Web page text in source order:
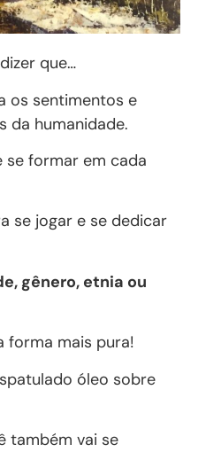
que…
os sentimentos e
da humanidade.
se formar em cada
se jogar e se dedicar
gênero, etnia ou
forma mais pura!
óleo sobre
também vai se